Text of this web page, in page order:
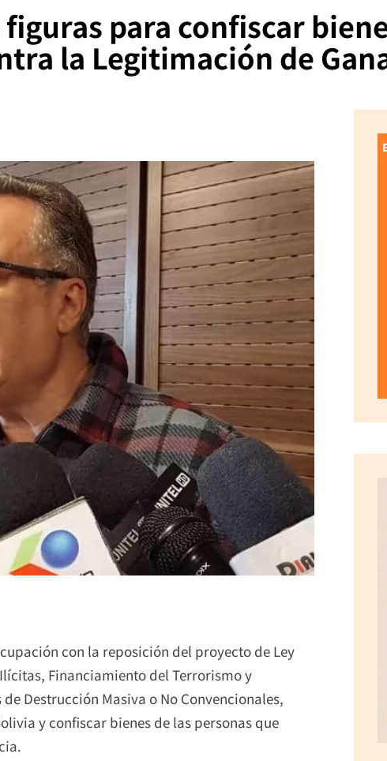
para confiscar
la Legitimación de
con la reposición del proyecto de Ley
Financiamiento del Terrorismo y
Destrucción Masiva o No Convencionales,
y confiscar bienes de las personas que